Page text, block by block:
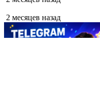
2 месяцев назад